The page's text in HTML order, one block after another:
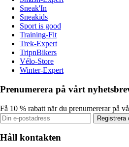
Sneak'In
Sneakids
Sport is good
Training-Fit
Trek-Expert
TripnBikers
Vélo-Store
Winter-Expert
Prenumerera på vårt
Få 10 % rabatt när du prenumererar på
Registrera
Håll kontakten